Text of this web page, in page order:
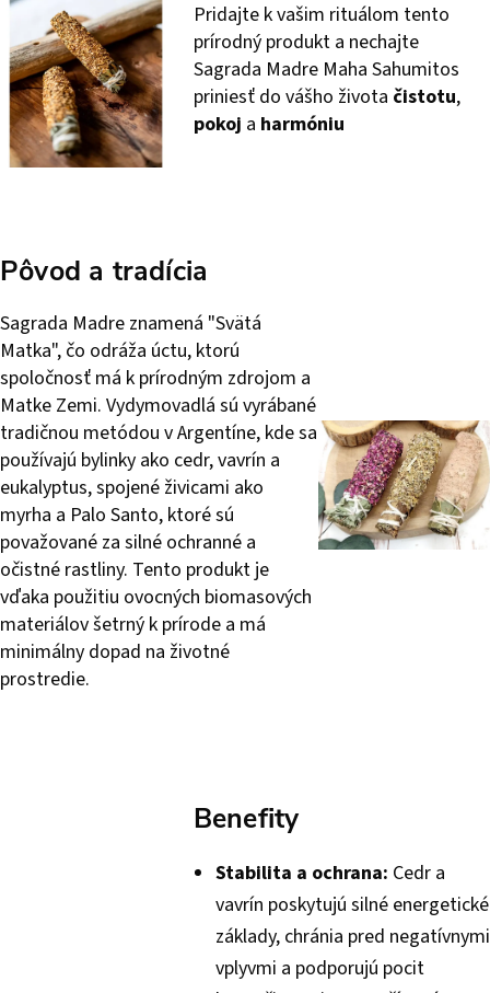
Pridajte k vašim rituálom tento
prírodný produkt a nechajte
Sagrada Madre Maha Sahumitos
priniesť do vášho života čistotu,
pokoj a harmóniu
Pôvod a tradícia
Sagrada Madre znamená "Svätá
Matka", čo odráža úctu, ktorú
spoločnosť má k prírodným zdrojom a
Matke Zemi. Vydymovadlá sú vyrábané
tradičnou metódou v Argentíne, kde sa
používajú bylinky ako cedr, vavrín a
eukalyptus, spojené živicami ako
myrha a Palo Santo, ktoré sú
považované za silné ochranné a
očistné rastliny. Tento produkt je
vďaka použitiu ovocných biomasových
materiálov šetrný k prírode a má
minimálny dopad na životné
prostredie.
Benefity
Stabilita a ochrana: Cedr a
vavrín poskytujú silné energetické
základy, chránia pred negatívnymi
vplyvmi a podporujú pocit